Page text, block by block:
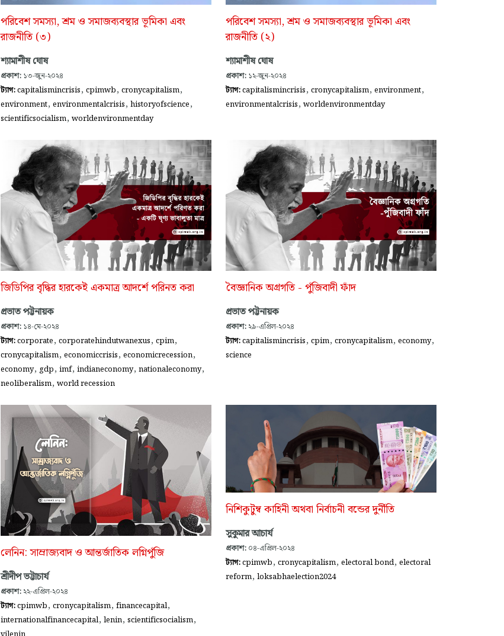
পরিবেশ সমস্যা, শ্রম ও সমাজব্যবস্থার ভূমিকা এবং
রাজনীতি (৩)
শ্যামাশীষ ঘোষ
প্রকাশ: ১৩-জুন-২০২৪
ট্যাগ:capitalismincrisis, cpimwb, cronycapitalism,
environment, environmentalcrisis, historyofscience,
scientificsocialism, worldenvironmentday
পরিবেশ সমস্যা, শ্রম ও সমাজব্যবস্থার ভূমিকা এবং
রাজনীতি (২)
শ্যামাশীষ ঘোষ
প্রকাশ: ১২-জুন-২০২৪
ট্যাগ:capitalismincrisis, cronycapitalism, environment,
environmentalcrisis, worldenvironmentday
জিডিপির বৃদ্ধির হারকেই একমাত্র আদর্শে পরিনত করা
প্রভাত পট্টনায়ক
প্রকাশ: ১৪-মে-২০২৪
ট্যাগ:corporate, corporatehindutwanexus, cpim,
cronycapitalism, economiccrisis, economicrecession,
economy, gdp, imf, indianeconomy, nationaleconomy,
neoliberalism, world recession
বৈজ্ঞানিক অগ্রগতি - পুঁজিবাদী ফাঁদ
প্রভাত পট্টনায়ক
প্রকাশ: ২৯-এপ্রিল-২০২৪
ট্যাগ:capitalismincrisis, cpim, cronycapitalism, economy,
science
লেনিন: সাম্রাজ্যবাদ ও আন্তর্জাতিক লগ্নিপুঁজি
শ্রীদীপ ভট্টাচার্য
প্রকাশ: ২২-এপ্রিল-২০২৪
ট্যাগ:cpimwb, cronycapitalism, financecapital,
internationalfinancecapital, lenin, scientificsocialism,
নিশিকুটুম্ব কাহিনী অথবা নির্বাচনী বন্ডের দুর্নীতি
সুকুমার আচার্য
প্রকাশ: ০৪-এপ্রিল-২০২৪
ট্যাগ:cpimwb, cronycapitalism, electoral bond, electoral
reform, loksabhaelection2024